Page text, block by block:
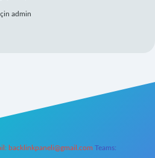
admin
backlinkpaneli@gmail.com Teams: